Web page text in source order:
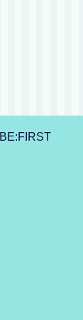
BE:FIRST